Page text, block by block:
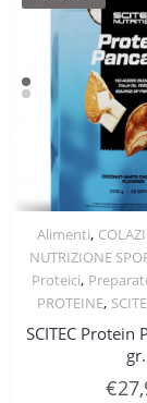
Quick
Alimenti,
NUTRIZIONE
Proteici,
PROTEINE,
SCITEC Protein
gr.
€